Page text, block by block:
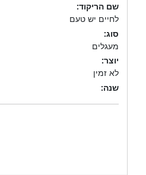
שם הריקוד:
לחיים יש טעם
סוג:
מעגלים
יוצר:
לא זמין
שנה: